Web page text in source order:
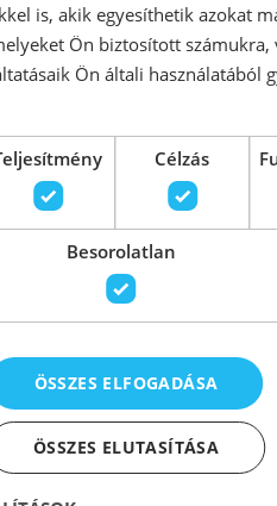
Ft 91 180 Ft
-12% Rendelésre
is, akik egyesíthetik azokat
Ön biztosított számukra,
Ön általi használatából
Célzás
Besorolatlan
ÖSSZES ELFOGADÁSA
ÖSSZES ELUTASÍTÁSA